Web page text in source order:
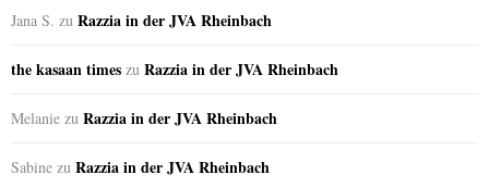
Jana S. zu Razzia in der JVA Rheinbach
the kasaan times zu Razzia in der JVA Rheinbach
Melanie zu Razzia in der JVA Rheinbach
Sabine zu Razzia in der JVA Rheinbach